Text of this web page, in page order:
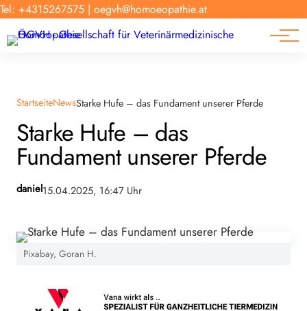
Tel: +4315267575 | oegvh@homoeopathie.at
Tierarzt-Suche
Forschung
News
StartseiteNewsStarke Hufe – das Fundament unserer Pferde
Starke Hufe – das
Fundament unserer Pferde
daniel15.04.2025, 16:47 Uhr
Pixabay, Goran H.